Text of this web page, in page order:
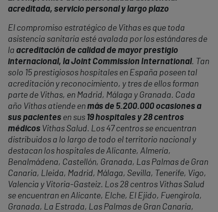
acreditada, servicio personal y largo plazo
El compromiso estratégico de Vithas es que toda
asistencia sanitaria esté avalada por los estándares de
la acreditación de calidad de mayor prestigio
internacional, la Joint Commission International. Tan
solo 15 prestigiosos hospitales en España poseen tal
acreditación y reconocimiento, y tres de ellos forman
parte de Vithas, en Madrid, Málaga y Granada. Cada
año Vithas atiende enmás de 5.200.000 ocasiones a
sus pacientes en sus 19 hospitales y 28 centros
médicos Vithas Salud. Los 47 centros se encuentran
distribuidos a lo largo de todo el territorio nacional y
destacan los hospitales de Alicante, Almería,
Benalmádena, Castellón, Granada, Las Palmas de Gran
Canaria, Lleida, Madrid, Málaga, Sevilla, Tenerife, Vigo,
Valencia y Vitoria-Gasteiz. Los 28 centros Vithas Salud
se encuentran en Alicante, Elche, El Ejido, Fuengirola,
Granada, La Estrada, Las Palmas de Gran Canaria,